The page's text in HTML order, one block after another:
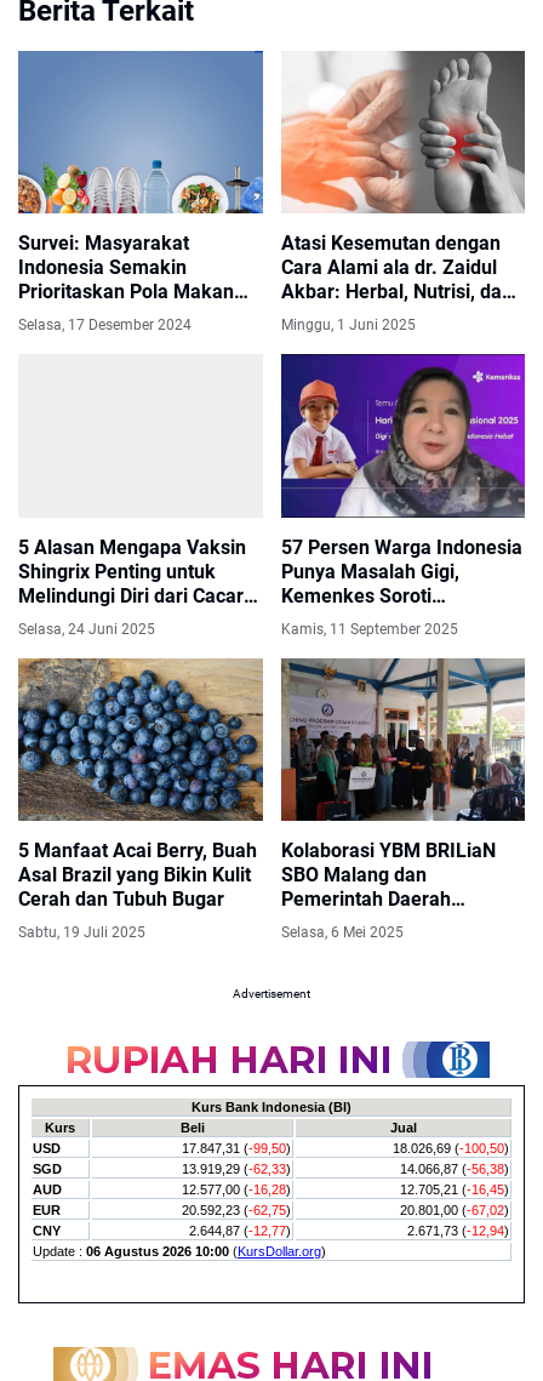
Berita Terkait
Survei: Masyarakat
Indonesia Semakin
Prioritaskan Pola Makan
Sehat
Selasa, 17 Desember 2024
Atasi Kesemutan dengan
Cara Alami ala dr. Zaidul
Akbar: Herbal, Nutrisi, dan
Gaya Hidup Sehat
Minggu, 1 Juni 2025
5 Alasan Mengapa Vaksin
Shingrix Penting untuk
Melindungi Diri dari Cacar
Api
Selasa, 24 Juni 2025
57 Persen Warga Indonesia
Punya Masalah Gigi,
Kemenkes Soroti
Rendahnya Jaga
Kebersihan Mulut
Kamis, 11 September 2025
5 Manfaat Acai Berry, Buah
Asal Brazil yang Bikin Kulit
Cerah dan Tubuh Bugar
Sabtu, 19 Juli 2025
Kolaborasi YBM BRILiaN
SBO Malang dan
Pemerintah Daerah
Wujudkan Langkah Konkret
Cegah Stunting di Ngasem
Selasa, 6 Mei 2025
Advertisement